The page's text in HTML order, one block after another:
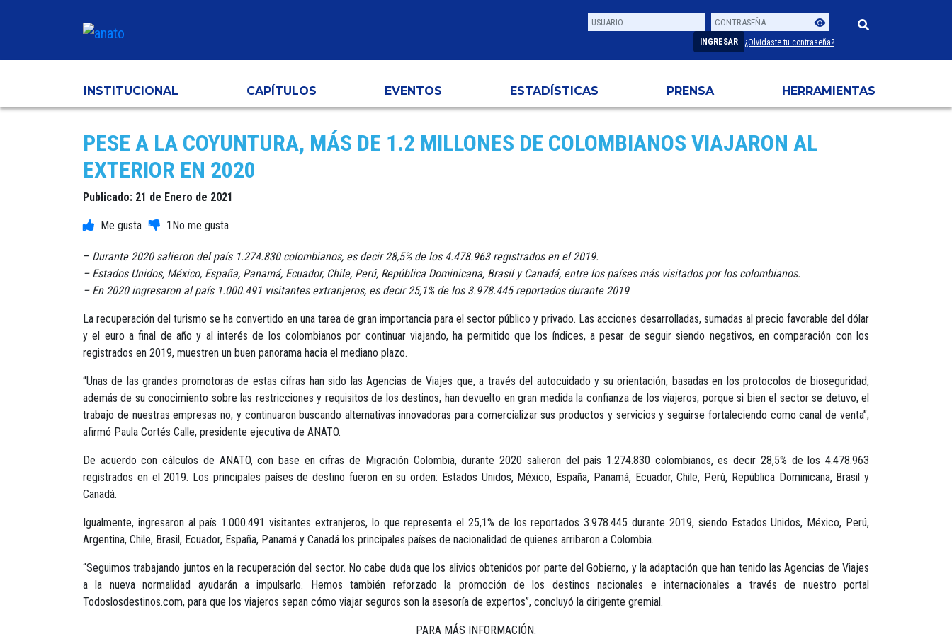
Usuario
Contraseña
INGRESAR ¿Olvidaste tu contraseña?
INSTITUCIONAL CAPÍTULOS EVENTOS ESTADÍSTICAS PRENSA HERRAMIENTAS
PESE A LA COYUNTURA, MÁS DE 1.2 MILLONES DE COLOMBIANOS VIAJARON AL
EXTERIOR EN 2020
Publicado: 21 de Enero de 2021
1
– Durante 2020 salieron del país 1.274.830 colombianos, es decir 28,5% de los 4.478.963 registrados en el 2019.
– Estados Unidos, México, España, Panamá, Ecuador, Chile, Perú, República Dominicana, Brasil y Canadá, entre los países más visitados por los colombianos.
– En 2020 ingresaron al país 1.000.491 visitantes extranjeros, es decir 25,1% de los 3.978.445 reportados durante 2019.
La recuperación del turismo se ha convertido en una tarea de gran importancia para el sector público y privado. Las acciones desarrolladas, sumadas al precio favorable del dólar
y el euro a final de año y al interés de los colombianos por continuar viajando, ha permitido que los índices, a pesar de seguir siendo negativos, en comparación con los
registrados en 2019, muestren un buen panorama hacia el mediano plazo.
“Unas de las grandes promotoras de estas cifras han sido las Agencias de Viajes que, a través del autocuidado y su orientación, basadas en los protocolos de bioseguridad,
además de su conocimiento sobre las restricciones y requisitos de los destinos, han devuelto en gran medida la confianza de los viajeros, porque si bien el sector se detuvo, el
trabajo de nuestras empresas no, y continuaron buscando alternativas innovadoras para comercializar sus productos y servicios y seguirse fortaleciendo como canal de venta”,
afirmó Paula Cortés Calle, presidente ejecutiva de ANATO.
De acuerdo con cálculos de ANATO, con base en cifras de Migración Colombia, durante 2020 salieron del país 1.274.830 colombianos, es decir 28,5% de los 4.478.963
registrados en el 2019. Los principales países de destino fueron en su orden: Estados Unidos, México, España, Panamá, Ecuador, Chile, Perú, República Dominicana, Brasil y
Canadá.
Igualmente, ingresaron al país 1.000.491 visitantes extranjeros, lo que representa el 25,1% de los reportados 3.978.445 durante 2019, siendo Estados Unidos, México, Perú,
Argentina, Chile, Brasil, Ecuador, España, Panamá y Canadá los principales países de nacionalidad de quienes arribaron a Colombia.
“Seguimos trabajando juntos en la recuperación del sector. No cabe duda que los alivios obtenidos por parte del Gobierno, y la adaptación que han tenido las Agencias de Viajes
a la nueva normalidad ayudarán a impulsarlo. Hemos también reforzado la promoción de los destinos nacionales e internacionales a través de nuestro portal
Todoslosdestinos.com, para que los viajeros sepan cómo viajar seguros son la asesoría de expertos”, concluyó la dirigente gremial.
PARA MÁS INFORMACIÓN: